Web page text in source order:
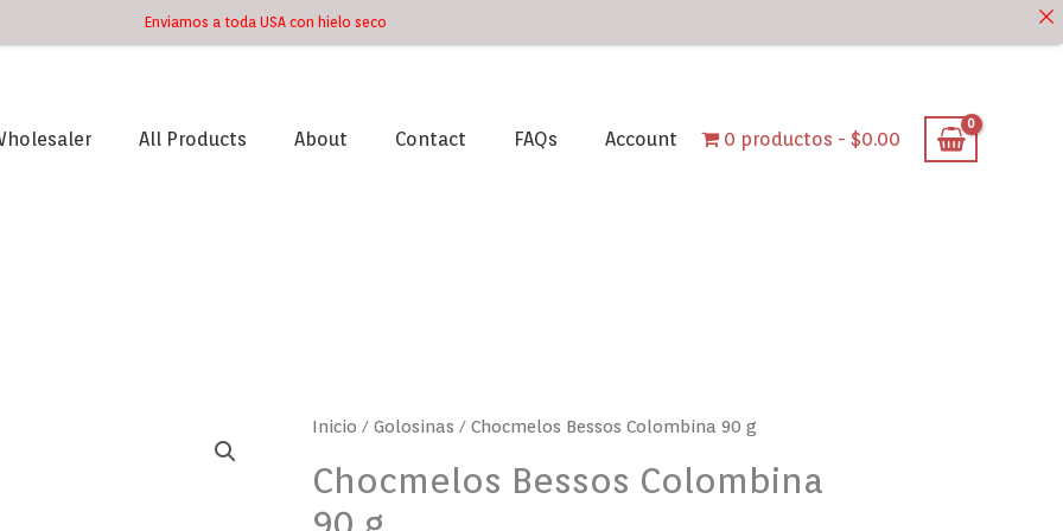
Enviamos a toda USA con hielo seco
All Products About Contact FAQs Account 0 productos $0.00
Inicio /Golosinas / Chocmelos Bessos Colombina 90 g
Chocmelos Bessos Colombina
Chocmelos
Colombina
90